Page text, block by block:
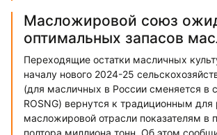
Масложировой союз
оптимальных запасов
Переходящие остатки масличных
началу нового 2024-25
(для масличных в России сменяется в
ROSNG) вернутся к традиционным для
масложировой отрасли показателям в
полтора миллиона тонн. Об этом